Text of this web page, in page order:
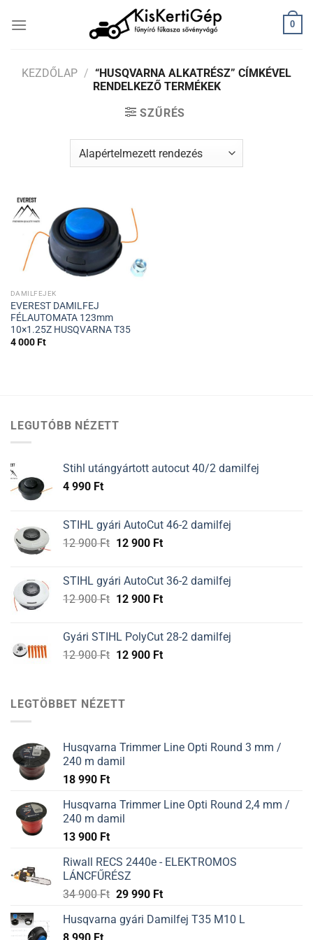
0
KEZDŐLAP / “HUSQVARNA ALKATRÉSZ” CÍMKÉVEL
RENDELKEZŐ TERMÉKEK
SZŰRÉS
DAMILFEJEK
EVEREST DAMILFEJ
FÉLAUTOMATA 123mm
10×1.25Z HUSQVARNA T35
4 000Ft
LEGUTÓBB NÉZETT
Stihl utángyártott autocut 40/2 damilfej
4 990 Ft
STIHL gyári AutoCut 46-2 damilfej
12 900Ft Original
12
900 Ft.
12 900 FtCurrent
12
900 Ft.
STIHL gyári AutoCut 36-2 damilfej
12 900Ft Original
12
900 Ft.
12 900 FtCurrent
12
900 Ft.
Gyári STIHL PolyCut 28-2 damilfej
12 900Ft Original
12
12 900 FtCurrent
LEGTÖBBET NÉZETT
Husqvarna Trimmer Line Opti Round 3 mm /
240 m damil
18 990 Ft
Husqvarna Trimmer Line Opti Round 2,4 mm /
240 m damil
13 900 Ft
Riwall RECS 2440e - ELEKTROMOS
LÁNCFŰRÉSZ
34 900Ft 29 990 Ft
Husqvarna gyári Damilfej T35 M10 L